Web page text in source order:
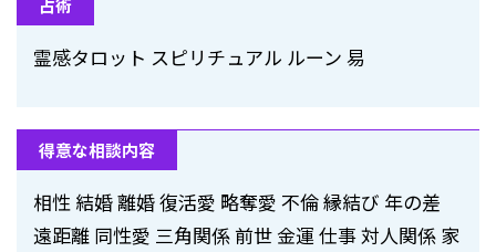
占術
霊感タロット スピリチュアル ルーン 易
得意な相談内容
相性 結婚 離婚 復活愛 略奪愛 不倫 縁結び 年の差
遠距離 同性愛 三角関係 前世 金運 仕事 対人関係 家